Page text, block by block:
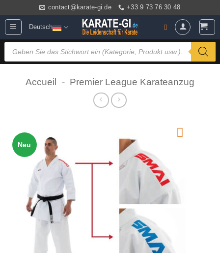
Inhalt
springen
contact@karate-gi.de +33 9 73 76 30 48
Deutsch
Products
search
Accueil - Premier League Karateanzug
Neu